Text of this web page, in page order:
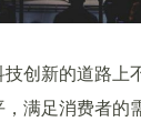
创新的道路上
满足消费者的